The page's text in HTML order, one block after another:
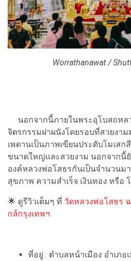
Worrathanawat /
นอกจากนี้ภายในพระอุโบสถหล
จิตรกรรมฝาผนังโดยรอบที่สวยงา
เพดานเป็นภาพเขียนประดับโมเส
ขนาดใหญ่และสวยงาม นอกจากนี้
องค์หลวงพ่อโสธรกันเป็นจำนวนม
สุขภาพ ความสำเร็จ เงินทอง หรือ
🌟 ดูรีวิวเต็มๆ ที่ วัดหลวงพ่อโสธร
กล้กรุงเทพฯ
ที่อยู่ : ตำบลหน้าเมือง อำเภอ